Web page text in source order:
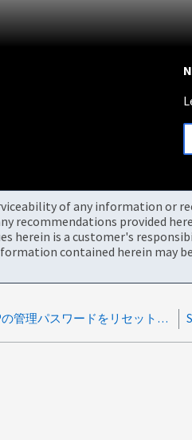
of any information or
recommendations provided
is a customer's
contained herein may
System ManagerでONTAPの管理パスワードをリセットする方法